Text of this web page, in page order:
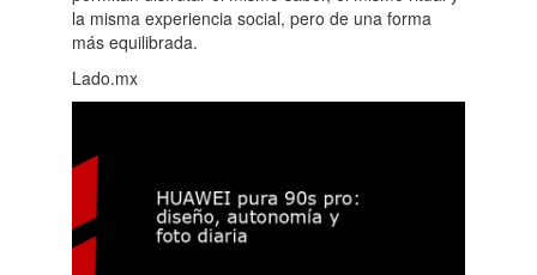
la misma experiencia social, pero de una forma
más equilibrada.
Lado.mx